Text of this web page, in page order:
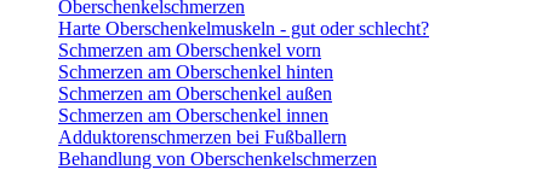
Oberschenkelschmerzen
Harte Oberschenkelmuskeln - gut oder schlecht?
Schmerzen am Oberschenkel vorn
Schmerzen am Oberschenkel hinten
Schmerzen am Oberschenkel außen
Schmerzen am Oberschenkel innen
Adduktorenschmerzen bei Fußballern
Behandlung von Oberschenkelschmerzen